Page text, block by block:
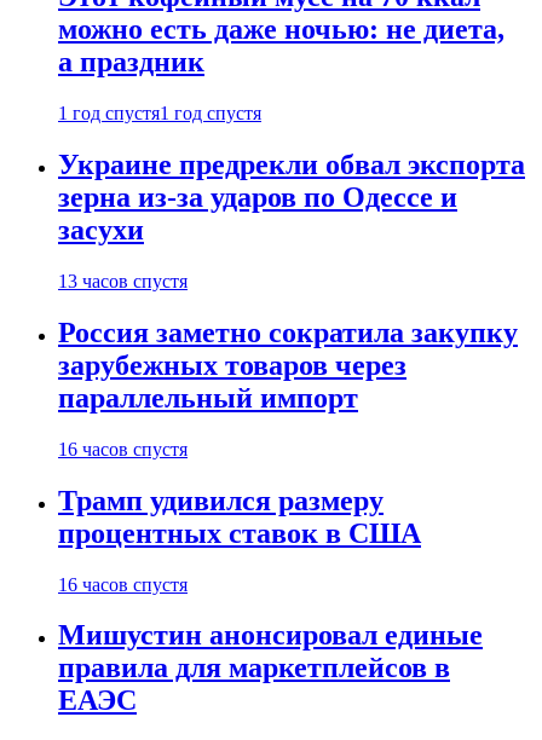
можно есть даже ночью: не диета,
а праздник
1 год спустя1 год спустя
Украине предрекли обвал экспорта
зерна из-за ударов по Одессе и
засухи
13 часов спустя
Россия заметно сократила закупку
зарубежных товаров через
параллельный импорт
16 часов спустя
Трамп удивился размеру
процентных ставок в США
16 часов спустя
Мишустин анонсировал единые
правила для маркетплейсов в
ЕАЭС